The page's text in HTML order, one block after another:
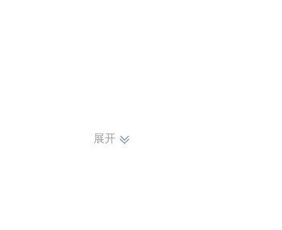
展开